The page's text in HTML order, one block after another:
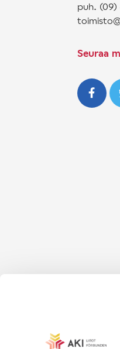
puh. (09)
Seuraa